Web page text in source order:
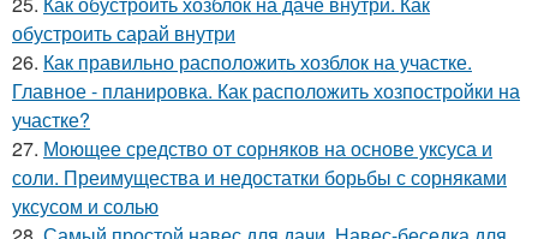
обустроить сарай внутри
26. Как правильно расположить хозблок на участке.
Главное - планировка. Как расположить хозпостройки на
участке?
27. Моющее средство от сорняков на основе уксуса и
соли. Преимущества и недостатки борьбы с сорняками
уксусом и солью